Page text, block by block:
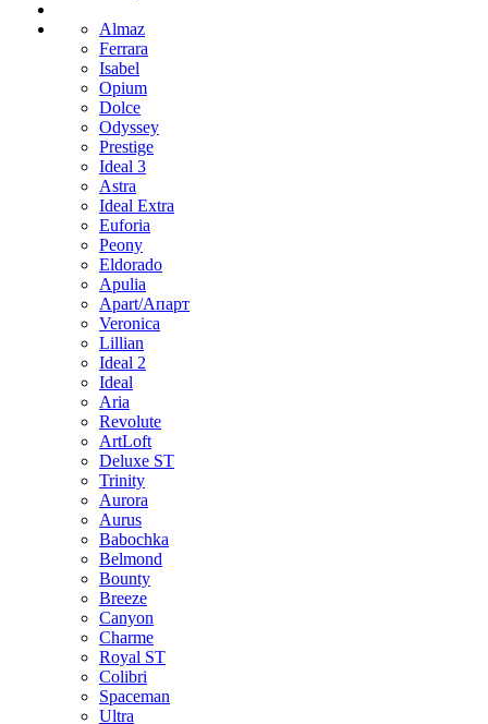
Almaz
Ferrara
Isabel
Opium
Dolce
Odyssey
Prestige
Ideal 3
Astra
Ideal Extra
Euforia
Peony
Eldorado
Apulia
Apart/Апарт
Veronica
Lillian
Ideal 2
Ideal
Aria
Revolute
ArtLoft
Deluxe ST
Trinity
Aurora
Aurus
Babochka
Belmond
Bounty
Breeze
Canуon
Charme
Royal ST
Colibri
Spaceman
Ultra